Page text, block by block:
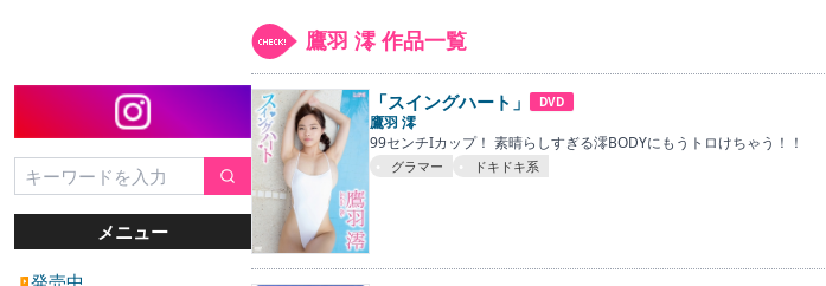
メニュー
▶発売中
鷹羽 澪 作品一覧
「スイングハート」 DVD
鷹羽 澪
99センチIカップ！ 素晴らしすぎる澪BODYにもうトロけちゃう！！
グラマー ドキドキ系